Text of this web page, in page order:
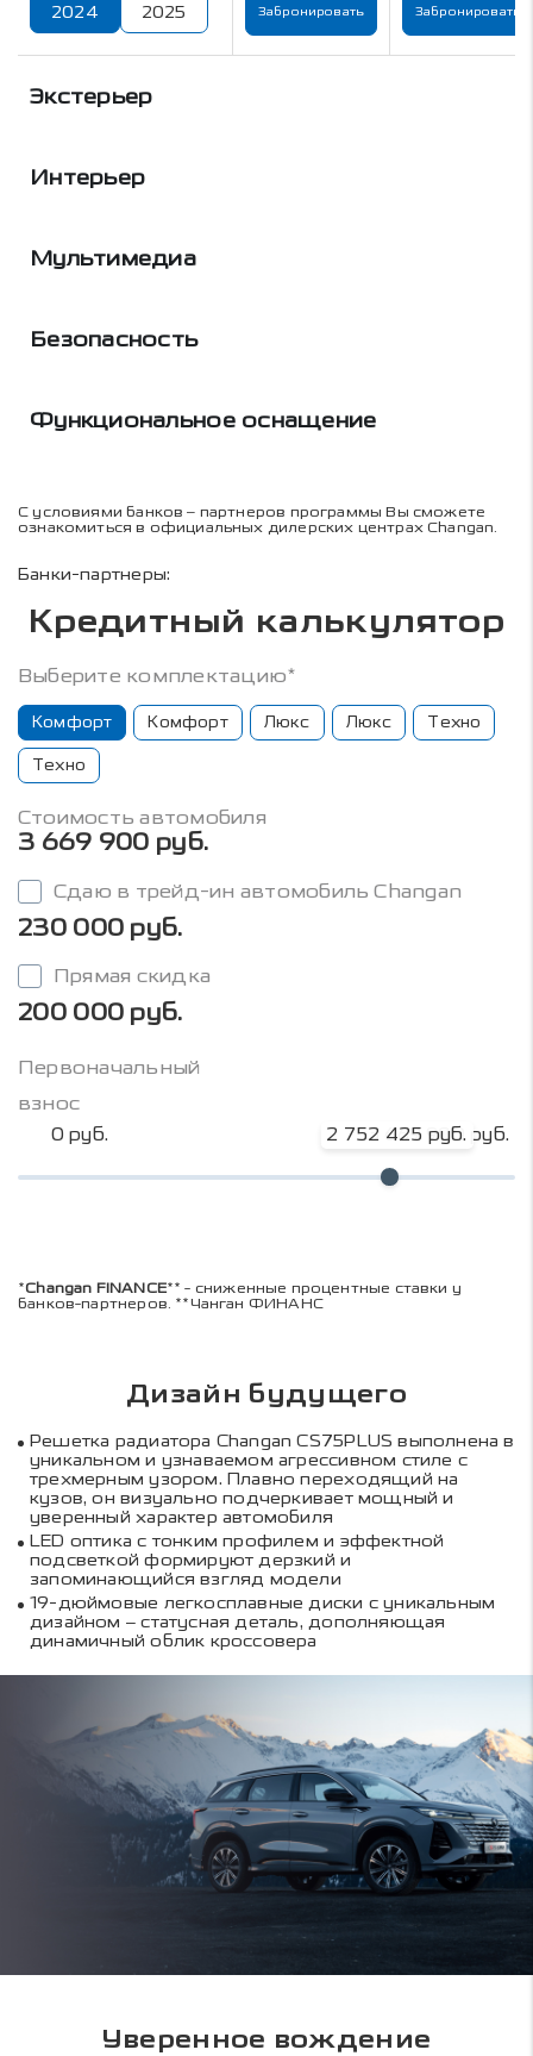
2024 2025 Забронировать Забронировать
Экстерьер
Интерьер
Мультимедиа
Безопасность
Функциональное оснащение
С условиями банков – партнеров программы Вы сможете
ознакомиться в официальных дилерских центрах Changan.
Банки-партнеры:
Кредитный калькулятор
Выберите комплектацию*
Комфорт Комфорт Люкс Люкс Техно
Техно
Стоимость автомобиля
3 669 900 руб.
Сдаю в трейд-ин автомобиль Changan
230 000 руб.
Прямая скидка
200 000 руб.
Первоначальный
взнос
0 руб. 2 752 425 руб.
3 669 900 руб.
*Changan FINANCE** - сниженные процентные ставки у
банков-партнеров. **Чанган ФИНАНС
Дизайн будущего
Решетка радиатора Changan CS75PLUS выполнена в
уникальном и узнаваемом агрессивном стиле с
трехмерным узором. Плавно переходящий на
кузов, он визуально подчеркивает мощный и
уверенный характер автомобиля
LED оптика с тонким профилем и эффектной
подсветкой формируют дерзкий и
запоминающийся взгляд модели
19-дюймовые легкосплавные диски с уникальным
дизайном – статусная деталь, дополняющая
динамичный облик кроссовера
Уверенное вождение